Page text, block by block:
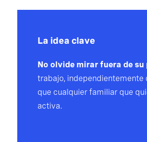
La idea clave
No olvide mirar fuera de
trabajo, independientemente
que cualquier familiar que
activa.